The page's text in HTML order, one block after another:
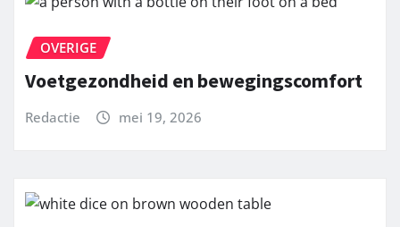
OVERIGE
Voetgezondheid en bewegingscomfort
Redactie mei 19, 2026